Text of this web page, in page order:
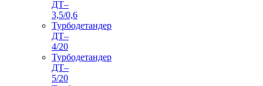
ДТ–
3,5/0,6
Турбодетандер
ДТ–
4/20
Турбодетандер
ДТ–
5/20